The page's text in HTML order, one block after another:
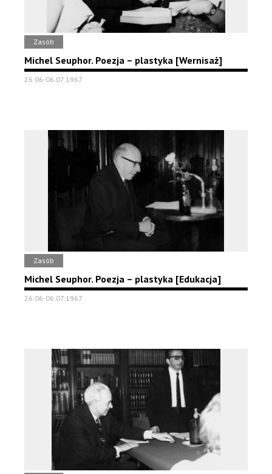
Zasób
Michel Seuphor. Poezja – plastyka [Wernisaż]
26.06-06.07.1967
Zasób
Michel Seuphor. Poezja – plastyka [Edukacja]
26.06-06.07.1967